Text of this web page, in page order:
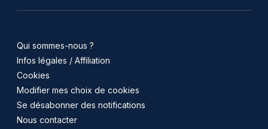
Qui sommes-nous ?
Infos légales / Affiliation
Cookies
Modifier mes choix de cookies
Se désabonner des notifications
Nous contacter